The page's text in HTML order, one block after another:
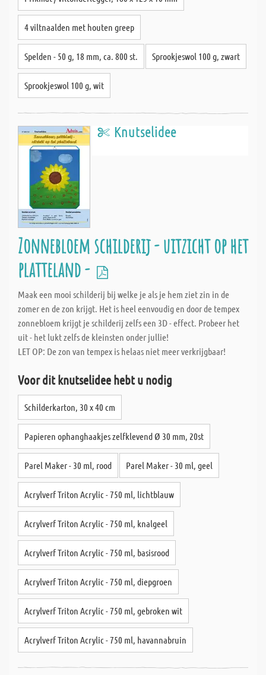
4 viltnaalden met houten greep
Spelden - 50 g, 18 mm, ca. 800 st. Sprookjeswol 100 g, zwart
Sprookjeswol 100 g, wit
Knutselidee
Zonnebloem schilderij - uitzicht op het
platteland -
Maak een mooi schilderij bij welke je als je hem ziet zin in de
zomer en de zon krijgt. Het is heel eenvoudig en door de tempex
zonnebloem krijgt je schilderij zelfs een 3D - effect. Probeer het
uit - het lukt zelfs de kleinsten onder jullie!
LET OP: De zon van tempex is helaas niet meer verkrijgbaar!
Voor dit knutselidee hebt u nodig
Schilderkarton, 30 x 40 cm
Papieren ophanghaakjes zelfklevend Ø 30 mm, 20st
Parel Maker - 30 ml, rood Parel Maker - 30 ml, geel
Acrylverf Triton Acrylic - 750 ml, lichtblauw
Acrylverf Triton Acrylic - 750 ml, knalgeel
Acrylverf Triton Acrylic - 750 ml, basisrood
Acrylverf Triton Acrylic - 750 ml, diepgroen
Acrylverf Triton Acrylic - 750 ml, gebroken wit
Acrylverf Triton Acrylic - 750 ml, havannabruin